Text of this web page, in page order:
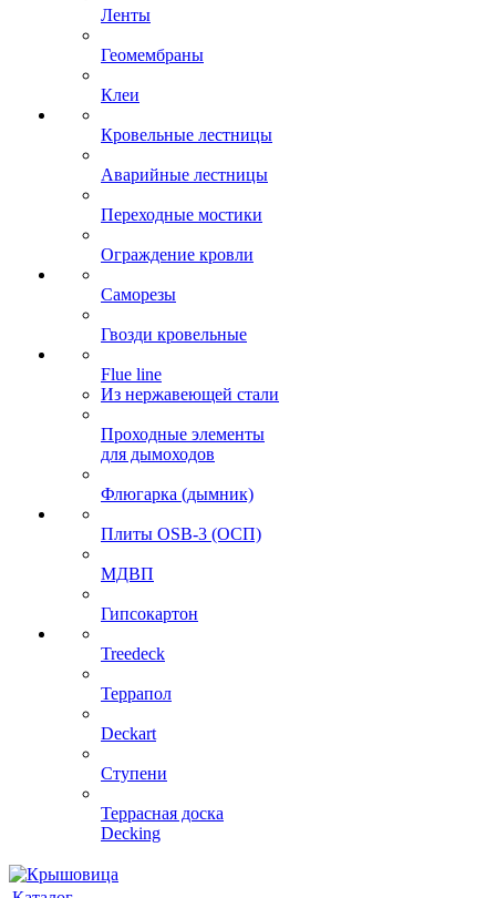
Ленты
Геомембраны
Клеи
Кровельные лестницы
Аварийные лестницы
Переходные мостики
Ограждение кровли
Саморезы
Гвозди кровельные
Flue line
Из нержавеющей стали
Проходные элементы
для дымоходов
Флюгарка (дымник)
Плиты OSB-3 (ОСП)
МДВП
Гипсокартон
Treedeck
Террапол
Deckart
Ступени
Террасная доска
Decking